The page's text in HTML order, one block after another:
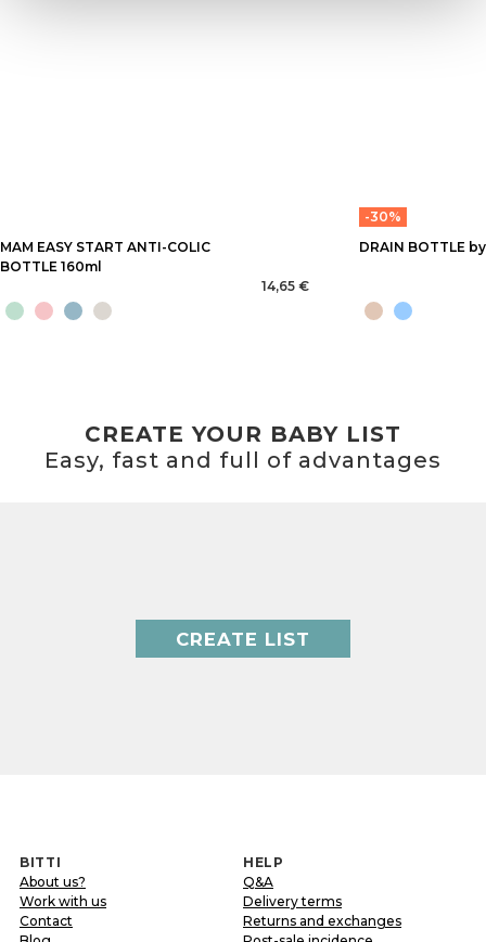
MAM EASY START ANTI-COLIC
BOTTLE 160ml
14,65 €
-30%
DRAIN BOTTLE
CREATE YOUR BABY LIST
Easy, fast and full of advantages
CREATE LIST
BITTI
About us?
Work with us
Contact
HELP
Q&A
Delivery terms
Returns and exchanges